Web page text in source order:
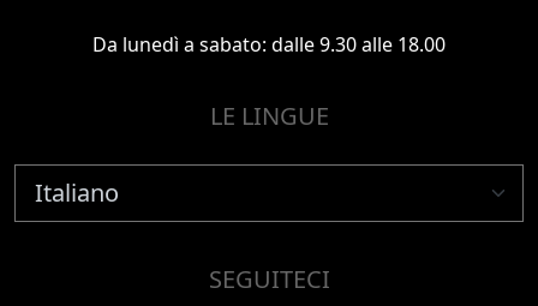
Da lunedì a sabato: dalle 9.30 alle 18.00
LE LINGUE
SEGUITECI